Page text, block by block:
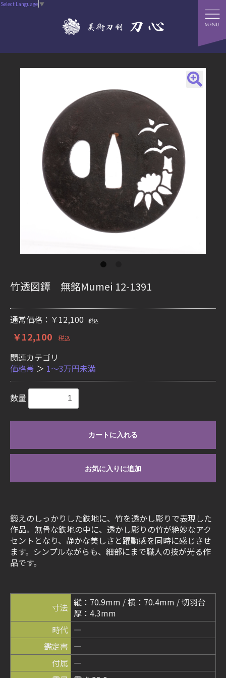
Select Language ▼
竹透図鐔 無銘Mumei 12-1391
通常価格：￥12,100 税込
￥12,100 税込
関連カテゴリ
価格帯 ＞ 1〜3万円未満
数量
カートに入れる
お気に入りに追加
鍛えのしっかりした鉄地に、竹を透かし彫りで表現した
作品。無骨な鉄地の中に、透かし彫りの竹が絶妙なアク
セントとなり、静かな美しさと躍動感を同時に感じさせ
ます。シンプルながらも、細部にまで職人の技が光る作
品です。
寸法 縦：70.9mm / 横：70.4mm / 切羽台
厚：4.3mm
時代 ―
鑑定書 ―
付属 ―